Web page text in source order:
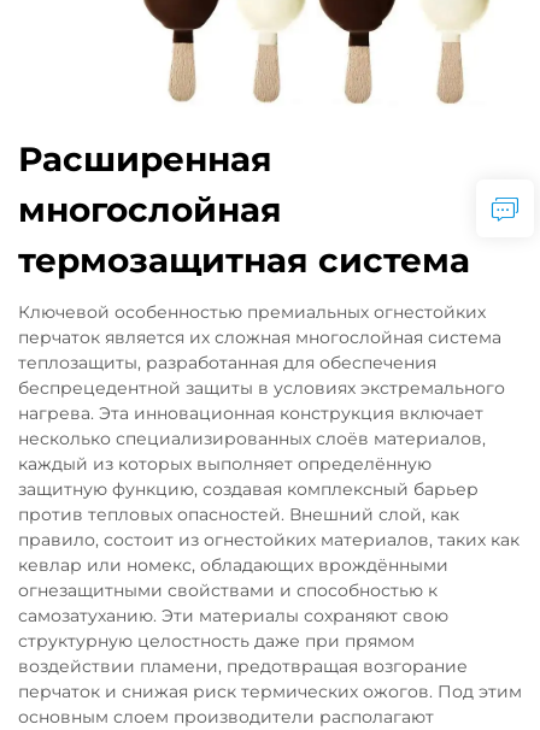
Расширенная
многослойная
термозащитная система
Ключевой особенностью премиальных огнестойких
перчаток является их сложная многослойная система
теплозащиты, разработанная для обеспечения
беспрецедентной защиты в условиях экстремального
нагрева. Эта инновационная конструкция включает
несколько специализированных слоёв материалов,
каждый из которых выполняет определённую
защитную функцию, создавая комплексный барьер
против тепловых опасностей. Внешний слой, как
правило, состоит из огнестойких материалов, таких как
кевлар или номекс, обладающих врождёнными
огнезащитными свойствами и способностью к
самозатуханию. Эти материалы сохраняют свою
структурную целостность даже при прямом
воздействии пламени, предотвращая возгорание
перчаток и снижая риск термических ожогов. Под этим
основным слоем производители располагают